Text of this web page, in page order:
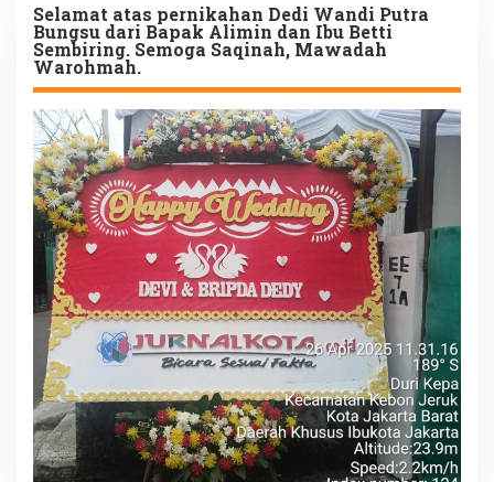
Selamat atas pernikahan Dedi Wandi Putra
Bungsu dari Bapak Alimin dan Ibu Betti
Sembiring. Semoga Saqinah, Mawadah
Warohmah.